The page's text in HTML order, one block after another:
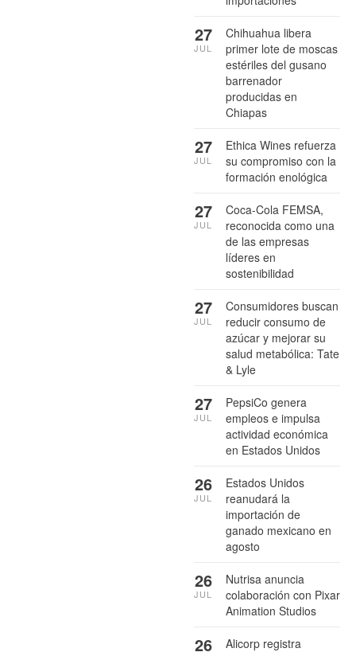
Chihuahua libera
primer lote de moscas
estériles del gusano
barrenador
producidas en
Chiapas
27
JUL
Ethica Wines refuerza
su compromiso con la
formación enológica
27
JUL
Coca-Cola FEMSA,
reconocida como una
de las empresas
líderes en
sostenibilidad
27
JUL
Consumidores buscan
reducir consumo de
azúcar y mejorar su
salud metabólica: Tate
& Lyle
27
JUL
PepsiCo genera
empleos e impulsa
actividad económica
en Estados Unidos
27
JUL
Estados Unidos
reanudará la
importación de
ganado mexicano en
agosto
26
JUL
Nutrisa anuncia
colaboración con Pixar
Animation Studios
26
JUL
Alicorp registra
26